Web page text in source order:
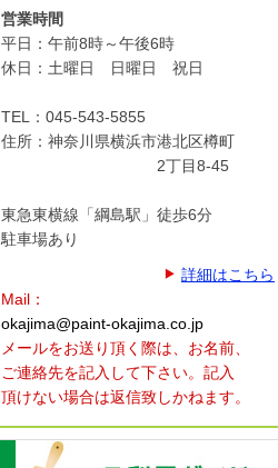
営業時間
平日：午前8時～午後6時
休日：土曜日 日曜日 祝日
TEL：045-543-5855
住所：神奈川県横浜市港北区樽町
2丁目8-45
東急東横線「綱島駅」徒歩6分
駐車場あり
詳細はこちら
Mail：
okajima@paint-okajima.co.jp
メールをお送り頂く際は、 お名前、
ご連絡先を記入して下さい。 記入
頂けない場合は返信致しかねます。